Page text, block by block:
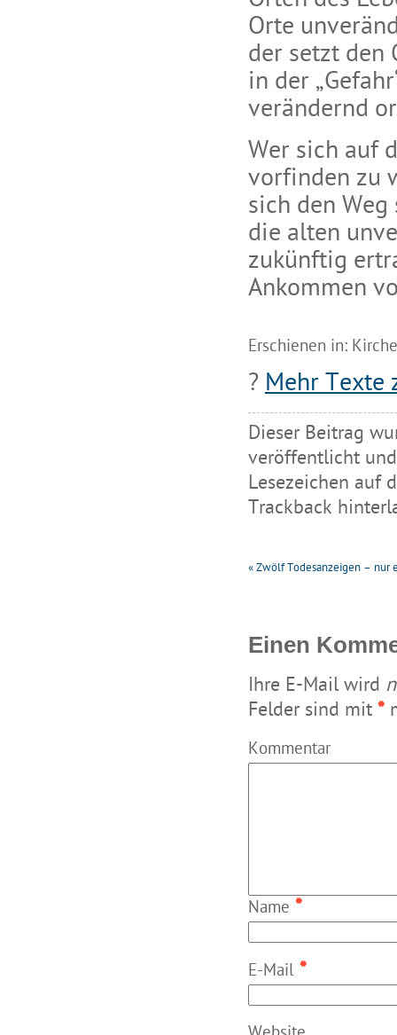
Orte
der setzt den
in der
verändernd
Wer sich auf
vorfinden zu
sich den
die alten
zukünftig
Ankommen
Erschienen in:
? Mehr Texte
Dieser Beitrag
veröffentlicht
Lesezeichen auf
Trackback
«Zwölf Todesanzeigen – nur
Einen
Ihre E-Mail wird
Felder sind mit *
Kommentar
Name *
E-Mail *